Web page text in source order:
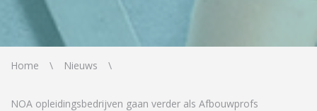
Home Nieuws
NOA opleidingsbedrijven gaan verder als Afbouwprofs